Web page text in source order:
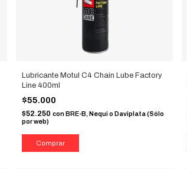
Lubricante Motul C4 Chain Lube Factory
Line 400ml
$55.000
$52.250 con BRE-B, Nequi o Daviplata (Sólo
por web)